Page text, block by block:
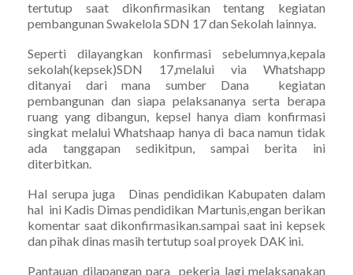
tertutup saat dikonfirmasikan tentang kegiatan
pembangunan Swakelola SDN 17 dan Sekolah lainnya.
Seperti dilayangkan konfirmasi sebelumnya,kepala
sekolah(kepsek)SDN 17,melalui via Whatshapp
ditanyai dari mana sumber Dana kegiatan
pembangunan dan siapa pelaksananya serta berapa
ruang yang dibangun, kepsel hanya diam konfirmasi
singkat melalui Whatshaap hanya di baca namun tidak
ada tanggapan sedikitpun, sampai berita ini
diterbitkan.
Hal serupa juga Dinas pendidikan Kabupaten dalam
hal ini Kadis Dimas pendidikan Martunis,engan berikan
komentar saat dikonfirmasikan.sampai saat ini kepsek
dan pihak dinas masih tertutup soal proyek DAK ini.
Pantauan dilapangan para pekerja lagi melaksanakan